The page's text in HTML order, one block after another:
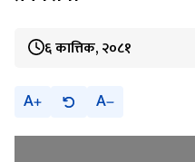
६ कात्तिक, २०८१
A A